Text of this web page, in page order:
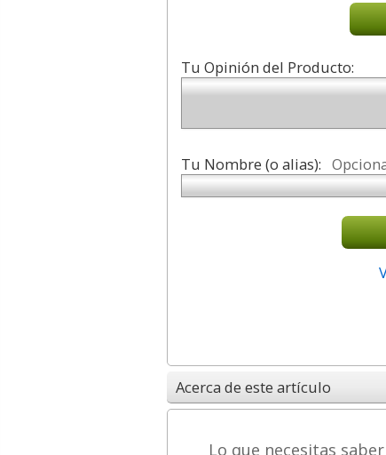
Tu Opinión del Producto:
Tu Nombre (o alias):
Acerca de este artículo
Lo que necesitas